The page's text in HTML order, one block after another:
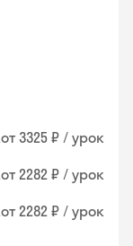
от 3325 ₽ / урок
от 2282 ₽ / урок
от 2282 ₽ / урок